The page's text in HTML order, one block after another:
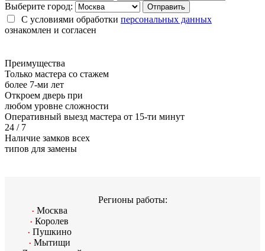
Выберите город:
С условиями обработки персональных данных
ознакомлен и согласен
Преимущества
Только мастера со стажем
более 7-ми лет
Откроем дверь при
любом уровне сложности
Оперативный выезд мастера от 15-ти минут
24 / 7
Наличие замков всех
типов для замены
Регионы работы:
• Москва
• Королев
• Пушкино
• Мытищи